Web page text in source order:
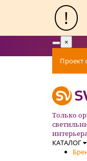
!
Toggle
×
Проект
Только
КАТАЛОГ